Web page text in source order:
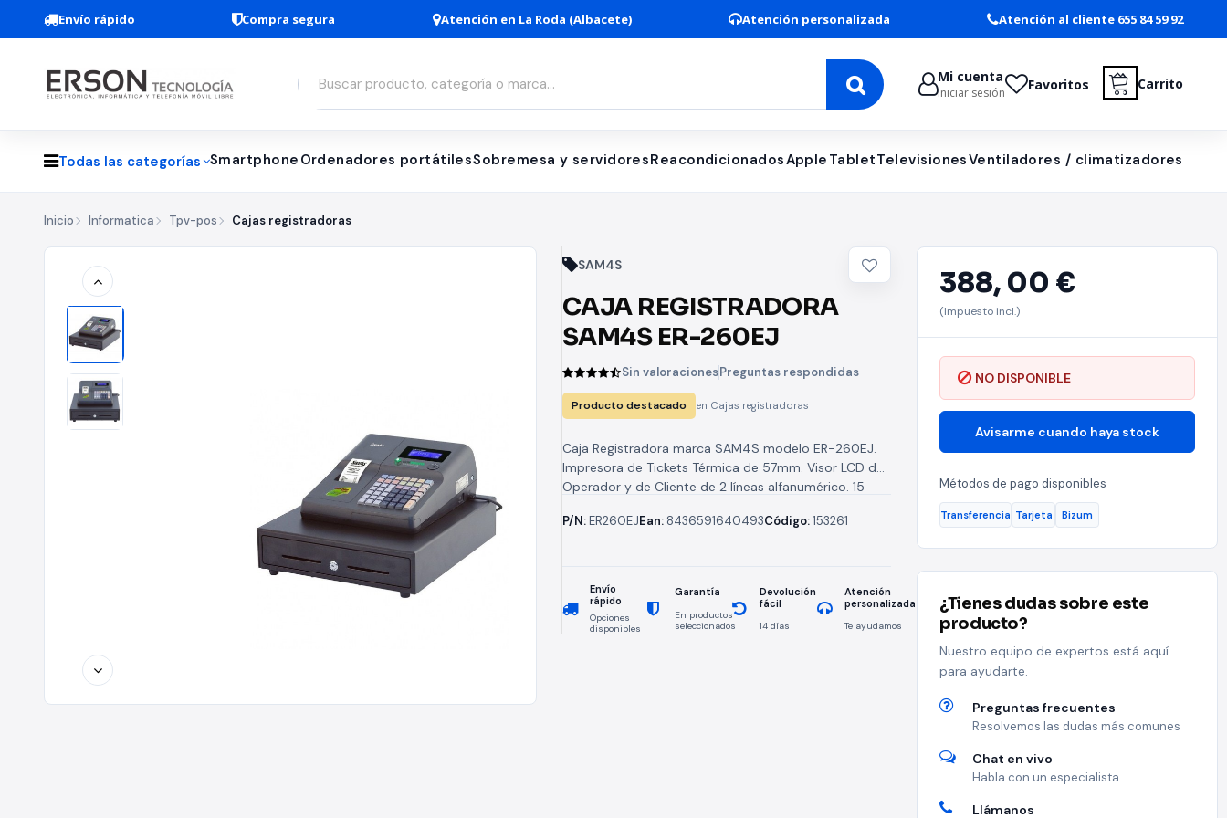
Envío rápido Compra segura Atención en La Roda (Albacete) Atención personalizada Atención al cliente 655 84 59 92
Mi cuenta
Iniciar sesión Favoritos Carrito
Todas las categorías Smartphone Ordenadores portátilesSobremesa y servidoresReacondicionadosApple TabletTelevisionesVentiladores / climatizadores
Inicio Informatica Tpv-pos Cajas registradoras
SAM4S
CAJA REGISTRADORA
SAM4S ER-260EJ
Sin valoracionesPreguntas respondidas
Producto destacado en Cajas registradoras
Caja Registradora marca SAM4S modelo ER-260EJ.
Impresora de Tickets Térmica de 57mm. Visor LCD de
Operador y de Cliente de 2 líneas alfanumérico. 15
P/N:ER260EJEan: 8436591640493Código:153261
Envío
rápido
Opciones
disponibles
Garantía
En productos
seleccionados
Devolución
fácil
14 días
Atención
personalizada
Te ayudamos
388, 00 €
(Impuesto incl.)
NO DISPONIBLE
Avisarme cuando haya stock
Métodos de pago disponibles
Transferencia Tarjeta Bizum
¿Tienes dudas sobre este
producto?
Nuestro equipo de expertos está aquí
para ayudarte.
Preguntas frecuentes
Resolvemos las dudas más comunes
Chat en vivo
Habla con un especialista
Llámanos